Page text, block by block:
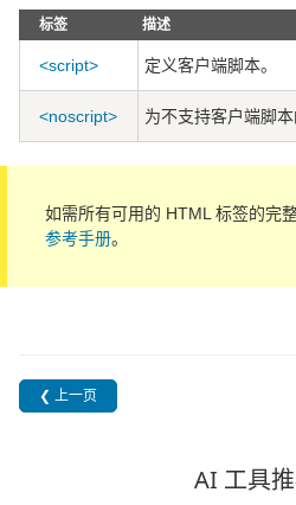
标签 描述
<script> 定义客户端脚本。
<noscript> 为不支持客户端脚本
如需所有可用的 HTML 标签的完
参考手册。
❮ 上一页
AI 工具